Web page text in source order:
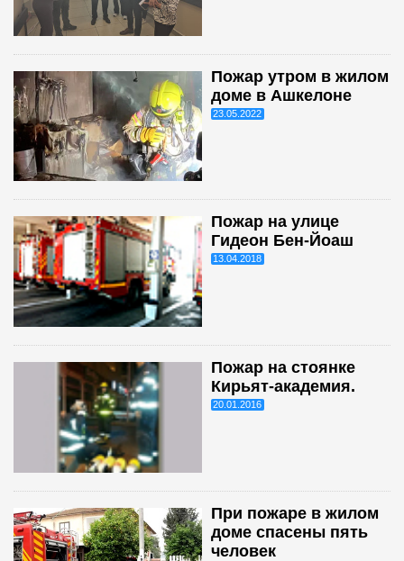
Пожар утром в жилом
доме в Ашкелоне
23.05.2022
Пожар на улице
Гидеон Бен-Йоаш
13.04.2018
Пожар на стоянке
Кирьят-академия.
20.01.2016
При пожаре в жилом
доме спасены пять
человек